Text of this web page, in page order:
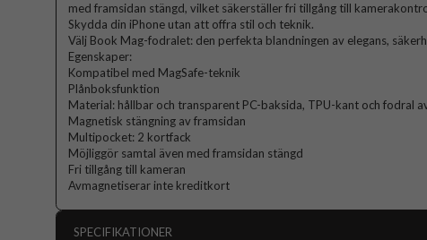
med framsidan stängd, vilket säkerställer fri tillgång till
Skydda din iPhone utan att offra stil och teknik.
Välj Book Mag-fodralet: den perfekta blandningen av elegans,
Egenskaper:
Kompatibel med MagSafe-teknik
Plånboksfunktion
Material: hållbar och transparent PC-baksida, TPU-kant och fodral
Magnetisk stängning av framsidan
Multipocket: 2 kortfack
Möjliggör samtal även med framsidan stängd
Fri tillgång till kameran
Avmagnetiserar inte kreditkort
SPECIFIKATIONER